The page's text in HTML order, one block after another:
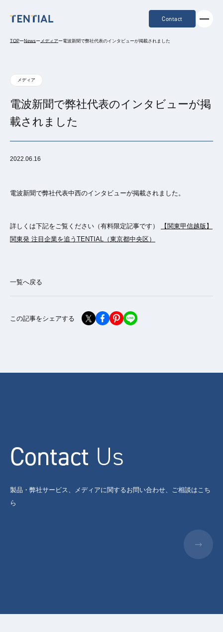
Contact
TOPーNewsーメディアー電波新聞で弊社代表のインタビューが掲載されました
メディア
電波新聞で弊社代表のインタビューが掲
載されました
2022.06.16
電波新聞で弊社代表中西のインタビューが掲載されました。
詳しくは下記をご覧ください（有料限定記事です）
【関東甲信越版】
関東発 注目企業を追うTENTIAL（東京都中央区）
一覧へ戻る
この記事をシェアする
Contact Us
製品・弊社サービス、メディアに関するお問い合わせ、ご相談はこち
ら